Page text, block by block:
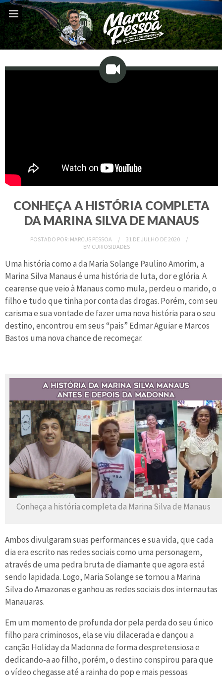
CONHEÇA A HISTÓRIA COMPLETA
DA MARINA SILVA DE MANAUS
POSTADO POR: MARCUS PESSOA
31 DE JULHO DE 2020
EM CURIOSIDADES
Uma história como a da Maria Solange Paulino Amorim, a
Marina Silva Manaus é uma história de luta, dor e glória. A
cearense que veio à Manaus como mula, perdeu o marido, o
filho e tudo que tinha por conta das drogas. Porém, com seu
carisma e sua vontade de fazer uma nova história para o seu
destino, encontrou em seus “pais” Edmar Aguiar e Marcos
Bastos uma nova chance de recomeçar.
Conheça a história completa da Marina Silva de Manaus
Ambos divulgaram suas performances e sua vida, que cada
dia era escrito nas redes sociais como uma personagem,
através de uma pedra bruta de diamante que agora está
sendo lapidada. Logo, Maria Solange se tornou a Marina
Silva do Amazonas e ganhou as redes sociais dos internautas
Manauaras.
Em um momento de profunda dor pela perda do seu único
filho para criminosos, ela se viu dilacerada e dançou a
canção Holiday da Madonna de forma despretensiosa e
dedicando-a ao filho, porém, o destino conspirou para que
o vídeo chegasse até a rainha do pop e mais pessoas